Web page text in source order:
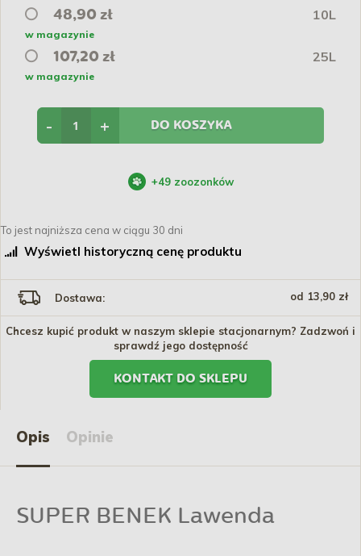
48,90 zł 10L
w magazynie
107,20 zł 25L
w magazynie
+
- DO KOSZYKA
+49 zoozonków
To jest najniższa cena w ciągu 30 dni
Wyświetl historyczną cenę produktu
Dostawa: od 13,90 zł
Chcesz kupić produkt w naszym sklepie stacjonarnym? Zadzwoń i
sprawdź jego dostępność
KONTAKT DO SKLEPU
Opis Opinie
SUPER BENEK Lawenda